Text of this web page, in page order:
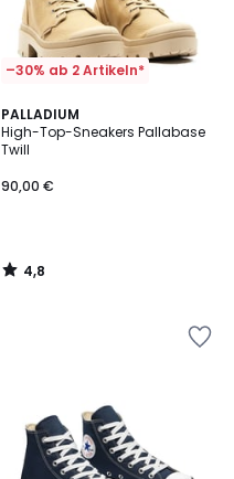
–30% ab 2 Artikeln*
PALLADIUM
High-Top-Sneakers Pallabase
Twill
90,00 €
4,8
/ 5
4,8
/